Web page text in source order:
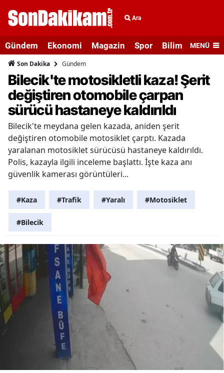
Ara
Gündem Ekonomi Magazin Spor Bilim veMENÜ
Son Dakika Gündem
Bilecik'te motosikletli kaza! Şerit
değiştiren otomobile çarpan
sürücü hastaneye kaldırıldı
Bilecik'te meydana gelen kazada, aniden şerit
değiştiren otomobile motosiklet çarptı. Kazada
yaralanan motosiklet sürücüsü hastaneye kaldırıldı.
Polis, kazayla ilgili inceleme başlattı. İşte kaza anı
güvenlik kamerası görüntüleri...
#Kaza #Trafik #Yaralı #Motosiklet
#Bilecik